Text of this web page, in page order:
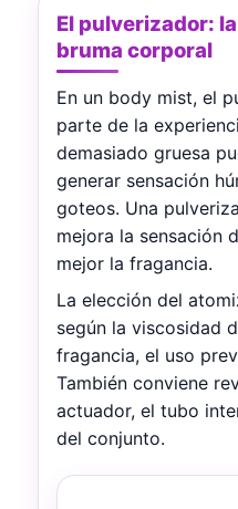
El pulverizador:
bruma corporal
En un body mist, el
parte de la
demasiado gruesa
generar sensación
goteos. Una
mejora la sensación
mejor la fragancia.
La elección del
según la viscosidad
fragancia, el uso
También conviene
actuador, el tubo
del conjunto.